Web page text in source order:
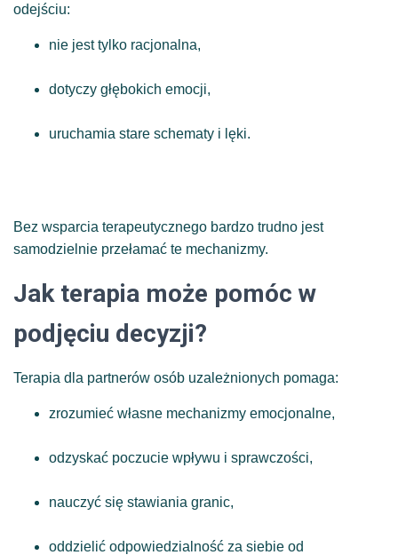
odejściu:
nie jest tylko racjonalna,
dotyczy głębokich emocji,
uruchamia stare schematy i lęki.
Bez wsparcia terapeutycznego bardzo trudno jest
samodzielnie przełamać te mechanizmy.
Jak terapia może pomóc w
podjęciu decyzji?
Terapia dla partnerów osób uzależnionych pomaga:
zrozumieć własne mechanizmy emocjonalne,
odzyskać poczucie wpływu i sprawczości,
nauczyć się stawiania granic,
oddzielić odpowiedzialność za siebie od